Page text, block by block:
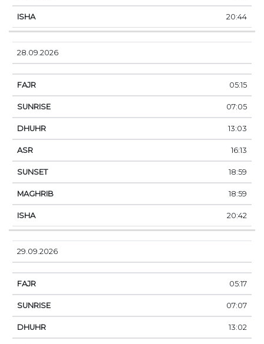
20:44
28.09.2026
05:15
07:05
13:03
16:13
18:59
18:59
20:42
29.09.2026
05:17
07:07
13:02